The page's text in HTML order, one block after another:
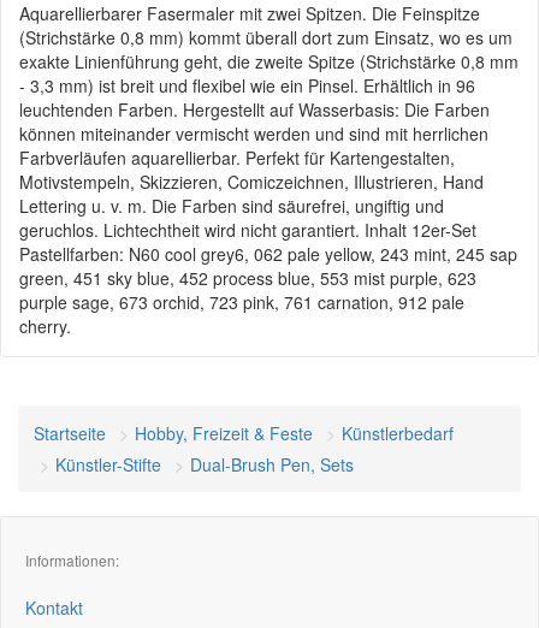
Aquarellierbarer Fasermaler mit zwei Spitzen. Die Feinspitze
(Strichstärke 0,8 mm) kommt überall dort zum Einsatz, wo es um
exakte Linienführung geht, die zweite Spitze (Strichstärke 0,8 mm
- 3,3 mm) ist breit und flexibel wie ein Pinsel. Erhältlich in 96
leuchtenden Farben. Hergestellt auf Wasserbasis: Die Farben
können miteinander vermischt werden und sind mit herrlichen
Farbverläufen aquarellierbar. Perfekt für Kartengestalten,
Motivstempeln, Skizzieren, Comiczeichnen, Illustrieren, Hand
Lettering u. v. m. Die Farben sind säurefrei, ungiftig und
geruchlos. Lichtechtheit wird nicht garantiert. Inhalt 12er-Set
Pastellfarben: N60 cool grey6, 062 pale yellow, 243 mint, 245 sap
green, 451 sky blue, 452 process blue, 553 mist purple, 623
purple sage, 673 orchid, 723 pink, 761 carnation, 912 pale
cherry.
Startseite Hobby, Freizeit & Feste
Künstlerbedarf
Künstler-Stifte
Dual-Brush Pen, Sets
Informationen:
Kontakt